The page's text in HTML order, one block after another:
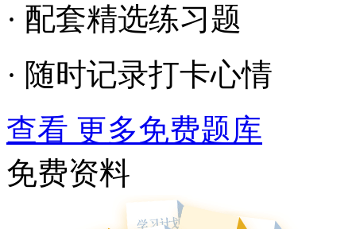
· 配套精选练习题
· 随时记录打卡心情
查看 更多免费题库
免费资料